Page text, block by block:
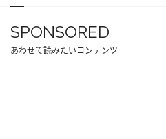
SPONSORED
あわせて読みたいコンテンツ